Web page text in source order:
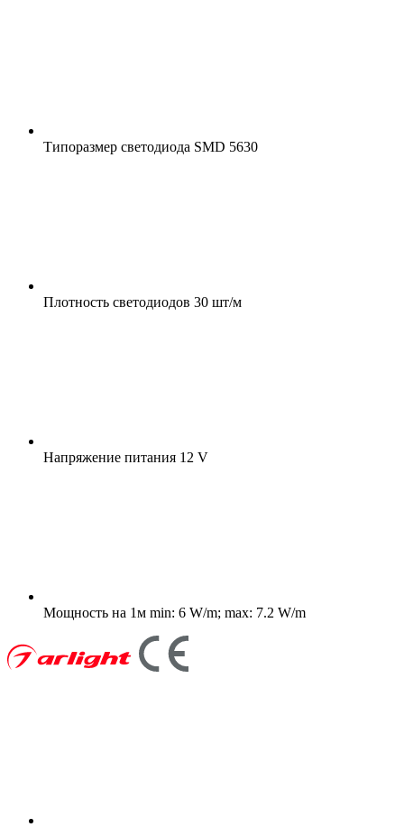
Типоразмер светодиода SMD 5630
Плотность светодиодов 30 шт/м
Напряжение питания 12 V
Мощность на 1м min: 6 W/m; max: 7.2 W/m